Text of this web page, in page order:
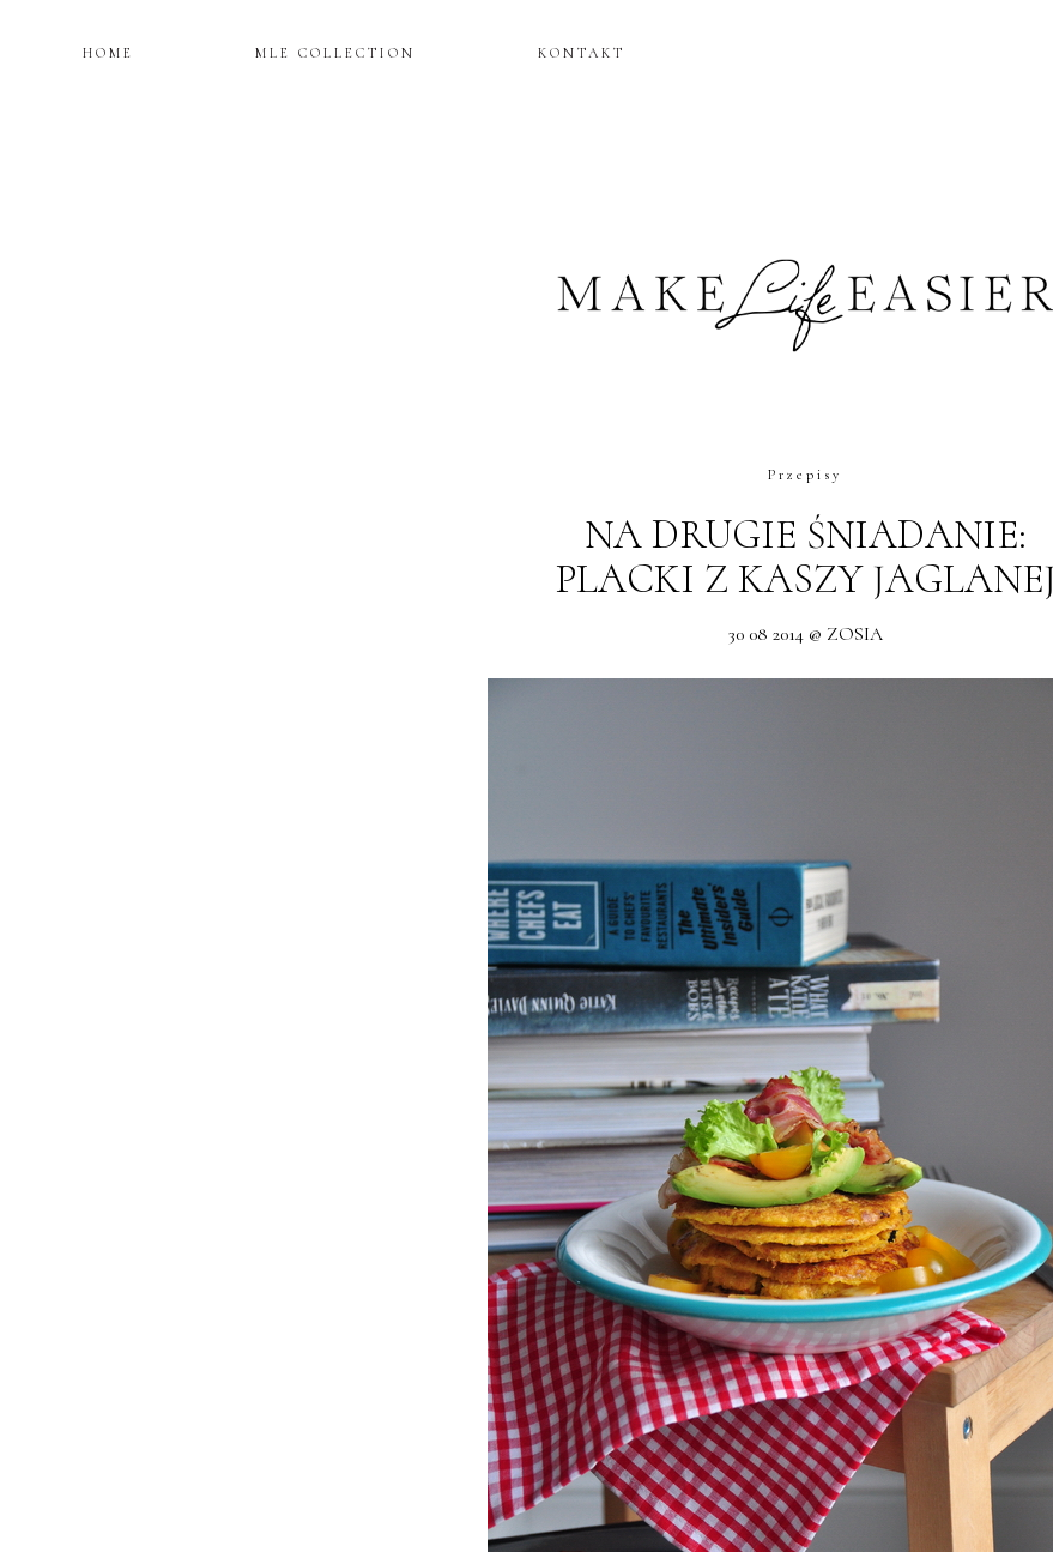
HOME MLE COLLECTION KONTAKT
Przepisy
NA DRUGIE ŚNIADANIE:
PLACKI Z KASZY JAGLANEJ
30 08 2014 @ ZOSIA